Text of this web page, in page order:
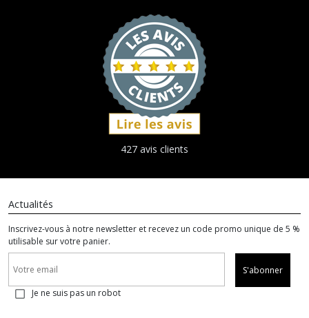
427 avis clients
Actualités
Inscrivez-vous à notre newsletter et recevez un code promo unique de 5 %
utilisable sur votre panier.
S'abonner
Je ne suis pas un robot